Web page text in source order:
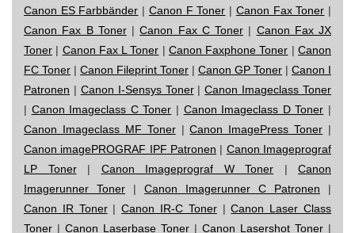
Canon ES Farbbänder | Canon F Toner | Canon Fax Toner |
Canon Fax B Toner|Canon Fax C Toner | Canon Fax JX
Toner | Canon Fax L Toner | Canon Faxphone Toner |Canon
FC Toner | Canon Fileprint Toner | Canon GP Toner | Canon I
Patronen | Canon I-Sensys Toner|Canon Imageclass Toner
| Canon Imageclass C Toner | Canon Imageclass D Toner |
Canon Imageclass MF Toner|Canon ImagePress Toner |
Canon imagePROGRAF IPF Patronen | Canon Imageprograf
LP Toner| Canon Imageprograf W Toner | Canon
Imagerunner Toner | Canon Imagerunner C Patronen |
Canon IR Toner|Canon IR-C Toner|Canon Laser Class
Toner | Canon Laserbase Toner | Canon Lasershot Toner |